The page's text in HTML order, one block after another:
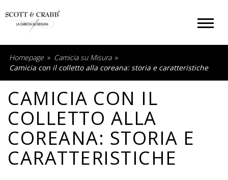
Homepage » Camicia su Misura »
Camicia con il colletto alla coreana: storia e caratteristiche
CAMICIA CON IL
COLLETTO ALLA
COREANA: STORIA E
CARATTERISTICHE